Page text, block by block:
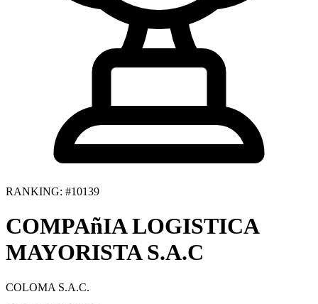
RANKING: #10139
COMPAñIA LOGISTICA
MAYORISTA S.A.C
COLOMA S.A.C.